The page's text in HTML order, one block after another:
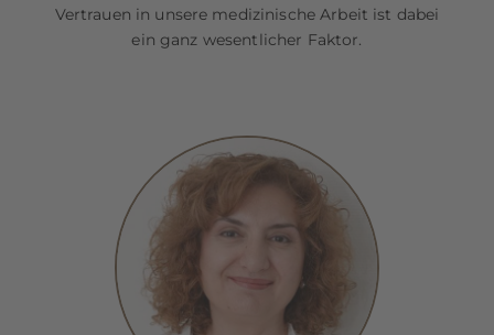
Vertrauen in unsere medizinische Arbeit ist dabei
ein ganz wesentlicher Faktor.